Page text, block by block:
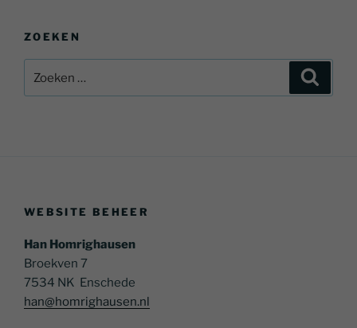
ZOEKEN
naar:
WEBSITE BEHEER
Han Homrighausen
Broekven 7
7534 NK Enschede
han@homrighausen.nl